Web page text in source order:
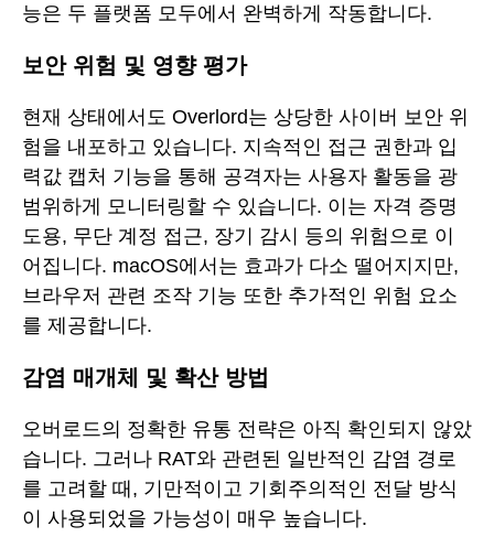
능은 두 플랫폼 모두에서 완벽하게 작동합니다.
보안 위험 및 영향 평가
현재 상태에서도 Overlord는 상당한 사이버 보안 위
험을 내포하고 있습니다. 지속적인 접근 권한과 입
력값 캡처 기능을 통해 공격자는 사용자 활동을 광
범위하게 모니터링할 수 있습니다. 이는 자격 증명
도용, 무단 계정 접근, 장기 감시 등의 위험으로 이
어집니다. macOS에서는 효과가 다소 떨어지지만,
브라우저 관련 조작 기능 또한 추가적인 위험 요소
를 제공합니다.
감염 매개체 및 확산 방법
오버로드의 정확한 유통 전략은 아직 확인되지 않았
습니다. 그러나 RAT와 관련된 일반적인 감염 경로
를 고려할 때, 기만적이고 기회주의적인 전달 방식
이 사용되었을 가능성이 매우 높습니다.